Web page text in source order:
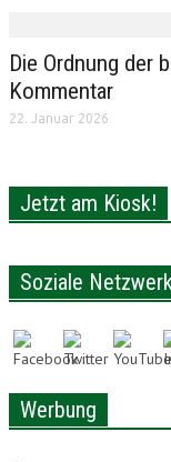
Die Ordnung der
Kommentar
22. Januar 2026
Jetzt am Kiosk!
Soziale
Werbung